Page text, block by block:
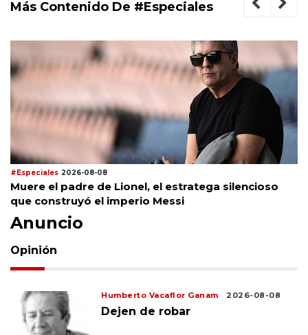
Más Contenido De #Especiales
#Especiales 2026-08-08
Muere el padre de Lionel, el estratega silencioso
que construyó el imperio Messi
Anuncio
Opinión
Humberto Vacaflor Ganam 2026-08-08
Dejen de robar